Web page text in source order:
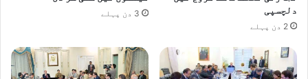
د
و
ر
ا
،
ل
ت
و
دلچسپی
2 دن پہلے
3 دن پہلے